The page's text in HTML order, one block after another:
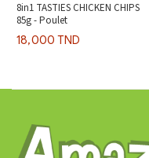
8in1 TASTIES CHICKEN CHIPS
85g - Poulet
18,000 TND